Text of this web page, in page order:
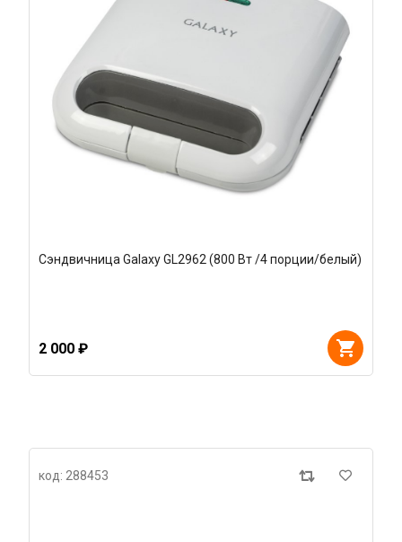
Сэндвичница Galaxy GL2962 (800 Вт /4 порции/белый)
2 000 ₽
код: 288453